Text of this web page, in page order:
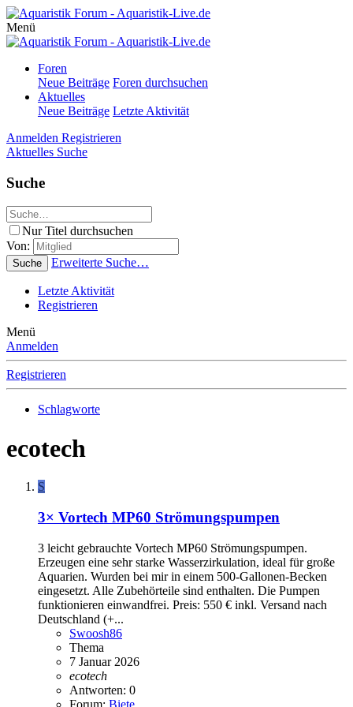
Menü
Foren
Neue Beiträge Foren durchsuchen
Aktuelles
Neue Beiträge Letzte Aktivität
Anmelden Registrieren
Aktuelles Suche
Suche
Nur Titel durchsuchen
Von:
Suche Erweiterte Suche…
Letzte Aktivität
Registrieren
Menü
Anmelden
Registrieren
Schlagworte
ecotech
S
3× Vortech MP60 Strömungspumpen
3 leicht gebrauchte Vortech MP60 Strömungspumpen.
Erzeugen eine sehr starke Wasserzirkulation, ideal für große
Aquarien. Wurden bei mir in einem 500-Gallonen-Becken
eingesetzt. Alle Zubehörteile sind enthalten. Die Pumpen
funktionieren einwandfrei. Preis: 550 € inkl. Versand nach
Deutschland (+...
Swoosh86
Thema
7 Januar 2026
ecotech
Antworten: 0
Forum: Biete